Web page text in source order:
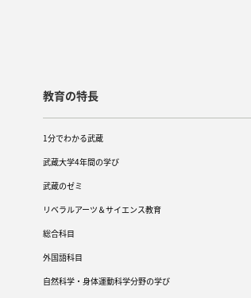
教育の特長
1分でわかる武蔵
武蔵大学4年間の学び
武蔵のゼミ
リベラルアーツ＆サイエンス教育
総合科目
外国語科目
自然科学・身体運動科学分野の学び